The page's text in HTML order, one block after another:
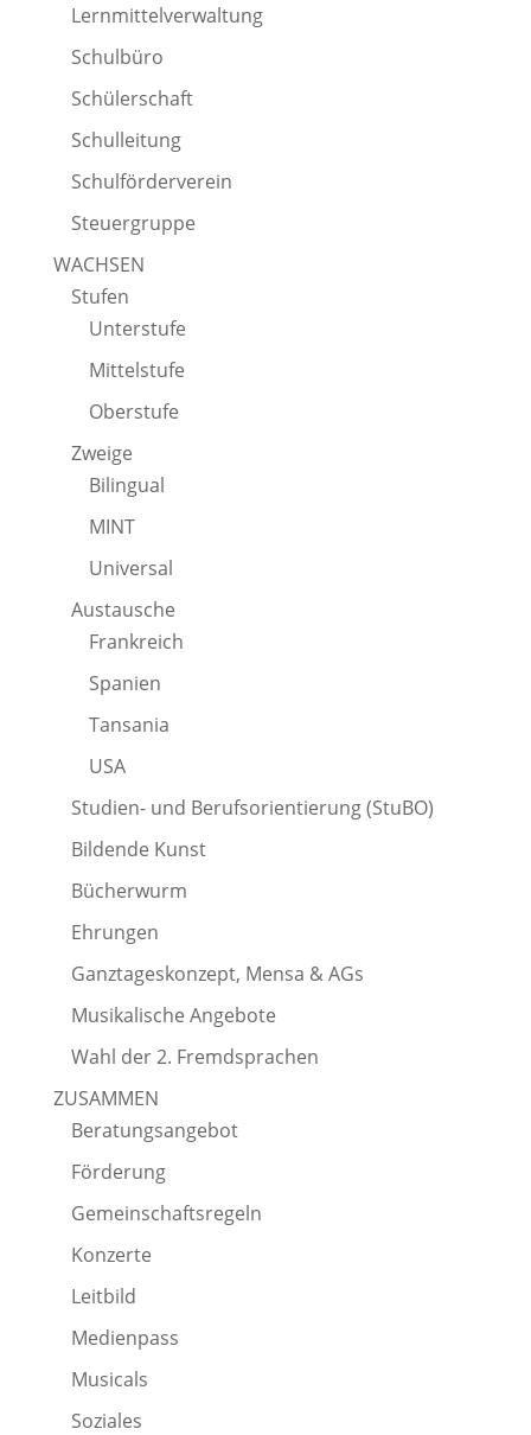
Lernmittelverwaltung
Schulbüro
Schülerschaft
Schulleitung
Schulförderverein
Steuergruppe
WACHSEN
Stufen
Unterstufe
Mittelstufe
Oberstufe
Zweige
Bilingual
MINT
Universal
Austausche
Frankreich
Spanien
Tansania
USA
Studien- und Berufsorientierung (StuBO)
Bildende Kunst
Bücherwurm
Ehrungen
Ganztageskonzept, Mensa & AGs
Musikalische Angebote
Wahl der 2. Fremdsprachen
ZUSAMMEN
Beratungsangebot
Förderung
Gemeinschaftsregeln
Konzerte
Leitbild
Medienpass
Musicals
Soziales